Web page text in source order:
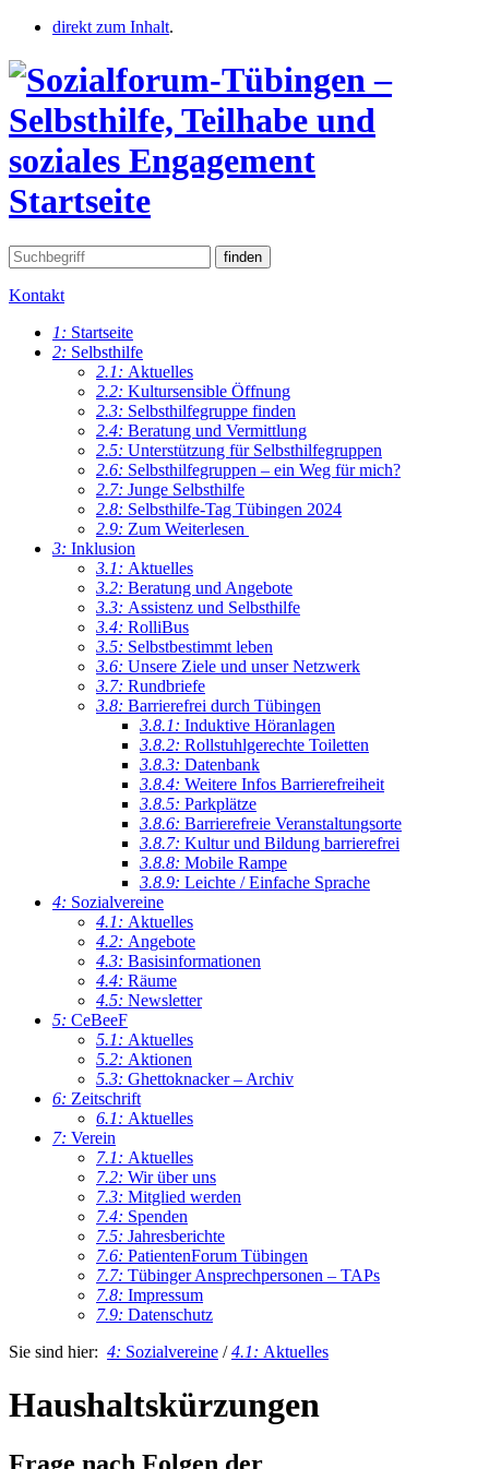
direkt zum Inhalt.
Startseite
Kontakt
1: Startseite
2: Selbsthilfe
2.1: Aktuelles
2.2: Kultursensible Öffnung
2.3: Selbsthilfegruppe finden
2.4: Beratung und Vermittlung
2.5: Unterstützung für Selbsthilfegruppen
2.6: Selbsthilfegruppen – ein Weg für mich?
2.7: Junge Selbsthilfe
2.8: Selbsthilfe-Tag Tübingen 2024
2.9: Zum Weiterlesen
3: Inklusion
3.1: Aktuelles
3.2: Beratung und Angebote
3.3: Assistenz und Selbsthilfe
3.4: RolliBus
3.5: Selbstbestimmt leben
3.6: Unsere Ziele und unser Netzwerk
3.7: Rundbriefe
3.8: Barrierefrei durch Tübingen
3.8.1: Induktive Höranlagen
3.8.2: Rollstuhlgerechte Toiletten
3.8.3: Datenbank
3.8.4: Weitere Infos Barrierefreiheit
3.8.5: Parkplätze
3.8.6: Barrierefreie Veranstaltungsorte
3.8.7: Kultur und Bildung barrierefrei
3.8.8: Mobile Rampe
3.8.9: Leichte / Einfache Sprache
4: Sozialvereine
4.1: Aktuelles
4.2: Angebote
4.3: Basisinformationen
4.4: Räume
4.5: Newsletter
5: CeBeeF
5.1: Aktuelles
5.2: Aktionen
5.3: Ghettoknacker – Archiv
6: Zeitschrift
6.1: Aktuelles
7: Verein
7.1: Aktuelles
7.2: Wir über uns
7.3: Mitglied werden
7.4: Spenden
7.5: Jahresberichte
7.6: PatientenForum Tübingen
7.7: Tübinger Ansprechpersonen – TAPs
7.8: Impressum
7.9: Datenschutz
Sie sind hier: 4: Sozialvereine /4.1: Aktuelles
Haushaltskürzungen
Frage nach Folgen der